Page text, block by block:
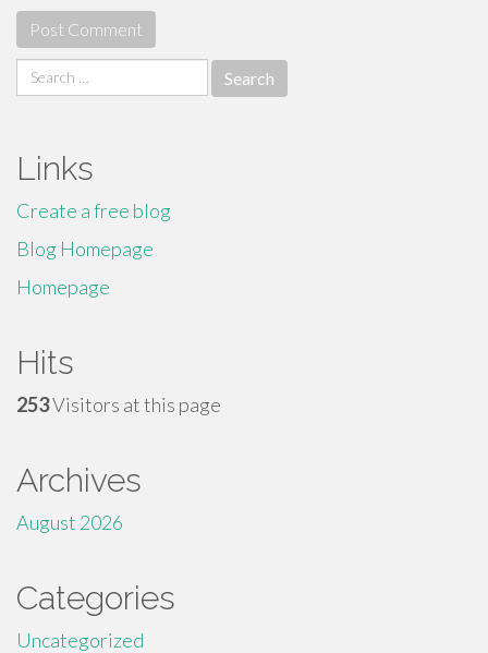
Search
for:
Links
Create a free blog
Blog Homepage
Homepage
Hits
253Visitors at this page
Archives
August 2026
Categories
Uncategorized